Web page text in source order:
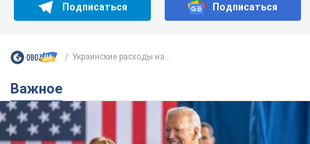
Подписаться Подписаться
Украинские расходы на...
Важное